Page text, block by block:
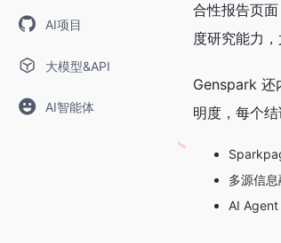
AI项目
大模型&API
AI智能体
合性报告页
度研究能力
Genspark 还
明度，每个
多源信
AI Agent